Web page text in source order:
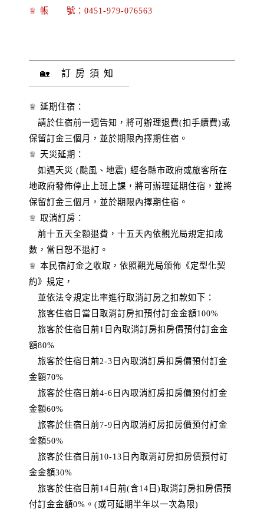
♕ 帳 號：0451-979-076563
🏡 訂房須知
♕ 延期住宿：
請於住宿前一週告知，將可辦理退費(扣手續費)或
保留訂金三個月，並於期限內擇期住宿。
♕ 天災延期：
如遇天災 (颱風、地震) 經各縣市政府或旅客所在
地政府發佈停止上班上課，將可辦理延期住宿，並將
保留訂金三個月，並於期限內擇期住宿。
♕ 取消訂房：
前十五天全額退費，十五天內依觀光局規定扣成
數，當日恕不退訂。
♕ 本民宿訂金之收取，依照觀光局頒佈《定型化契
約》規定，
並依法令規定比率進行取消訂房之扣款如下：
旅客住宿日當日取消訂房扣預付訂金金額100%
旅客於住宿日前1日內取消訂房扣房價預付訂金金
額80%
旅客於住宿日前2-3日內取消訂房扣房價預付訂金
金額70%
旅客於住宿日前4-6日內取消訂房扣房價預付訂金
金額60%
旅客於住宿日前7-9日內取消訂房扣房價預付訂金
金額50%
旅客於住宿日前10-13日內取消訂房扣房價預付訂
金金額30%
旅客於住宿日前14日前(含14日)取消訂房扣房價預
付訂金金額0%。(或可延期半年以一次為限)